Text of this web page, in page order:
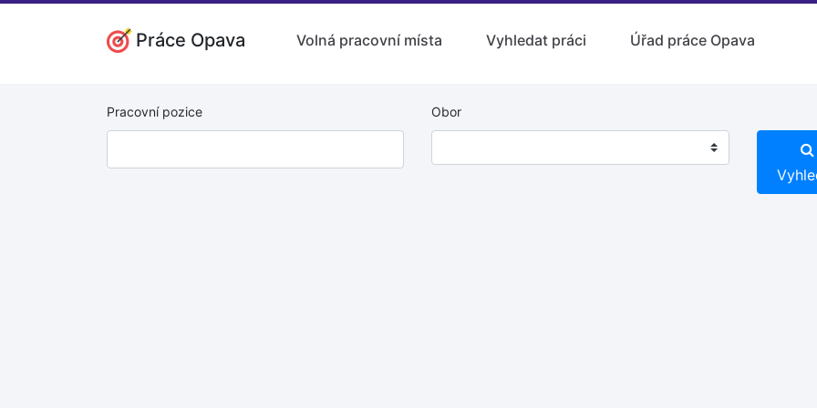
Práce Opava Volná pracovní místa Vyhledat práci Úřad práce Opava
Pracovní pozice Obor